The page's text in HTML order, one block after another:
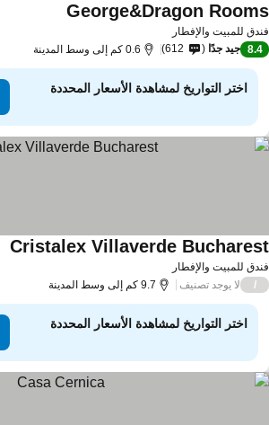
للمبيت والإفطار
George&Dragon
8.4 جيد جدًا 612 0.6 كم إلى وسط المدينة
اختر التواريخ لمشاهدة الأسعار المحددة
للمبيت والإفطار
Cristalex Villaverde
لا يوجد تصنيف 9.7 كم إلى وسط المدينة
اختر التواريخ لمشاهدة الأسعار المحددة